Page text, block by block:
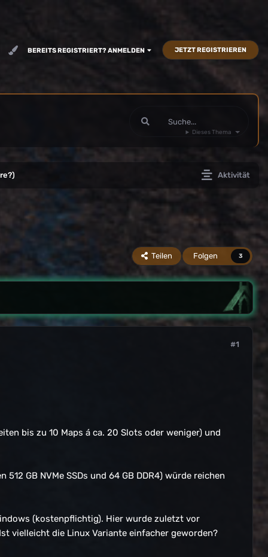
BEREITS REGISTRIERT? ANMELDEN JETZT REGISTRIEREN
Dieses Thema
Aktivität
Teilen Folgen 3
#1
bis zu 10 Maps á ca. 20 Slots oder weniger) und
GB NVMe SSDs und 64 GB DDR4) würde reichen
(kostenpflichtig). Hier wurde zuletzt vor
vielleicht die Linux Variante einfacher geworden?